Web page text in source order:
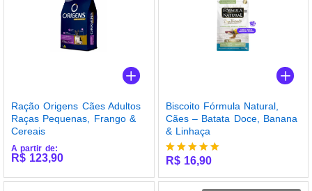
Ração Origens Cães Adultos
Raças Pequenas, Frango &
Cereais
A partir de:
R$ 123,90
Biscoito Fórmula Natural,
Cães – Batata Doce, Banana
& Linhaça
Avaliação
de 5
R$16,90